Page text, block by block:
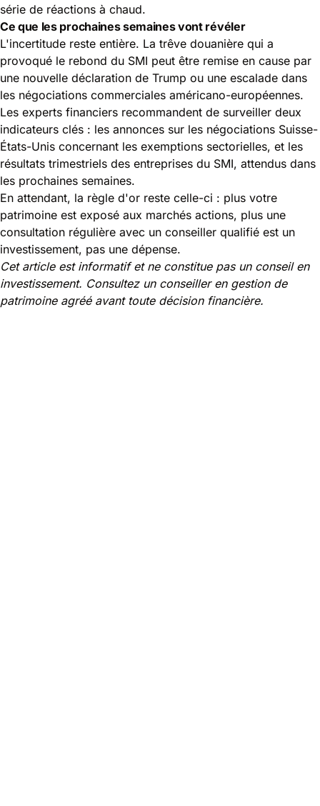
série de réactions à chaud.
Ce que les prochaines semaines vont révéler
L'incertitude reste entière. La trêve douanière qui a
provoqué le rebond du SMI peut être remise en cause par
une nouvelle déclaration de Trump ou une escalade dans
les négociations commerciales américano-européennes.
Les experts financiers recommandent de surveiller deux
indicateurs clés : les annonces sur les négociations Suisse-
États-Unis concernant les exemptions sectorielles, et les
résultats trimestriels des entreprises du SMI, attendus dans
les prochaines semaines.
En attendant, la règle d'or reste celle-ci : plus votre
patrimoine est exposé aux marchés actions, plus une
consultation régulière avec un conseiller qualifié est un
investissement, pas une dépense.
Cet article est informatif et ne constitue pas un conseil en
investissement. Consultez un conseiller en gestion de
patrimoine agréé avant toute décision financière.